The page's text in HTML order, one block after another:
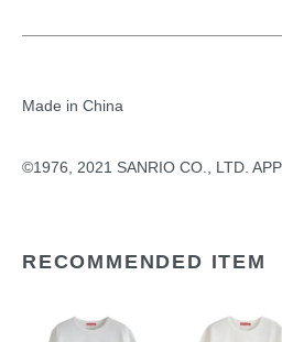
Made in China
©1976, 2021 SANRIO CO., LTD.
RECOMMENDED ITEM